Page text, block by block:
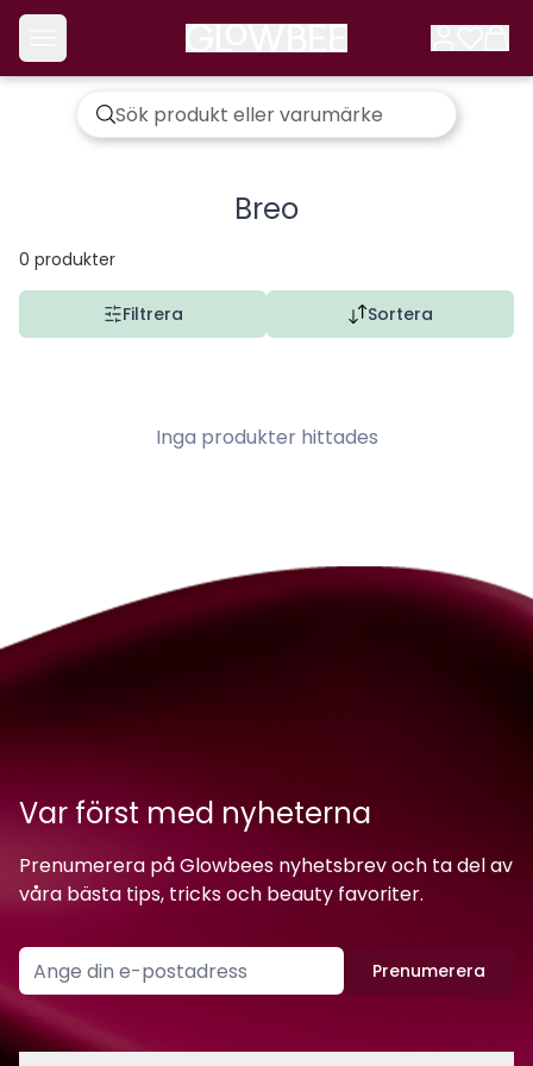
Breo
0 produkter
Filtrera Sortera
Inga produkter hittades
Var först med nyheterna
Prenumerera på Glowbees nyhetsbrev och ta del av
våra bästa tips, tricks och beauty favoriter.
Prenumerera